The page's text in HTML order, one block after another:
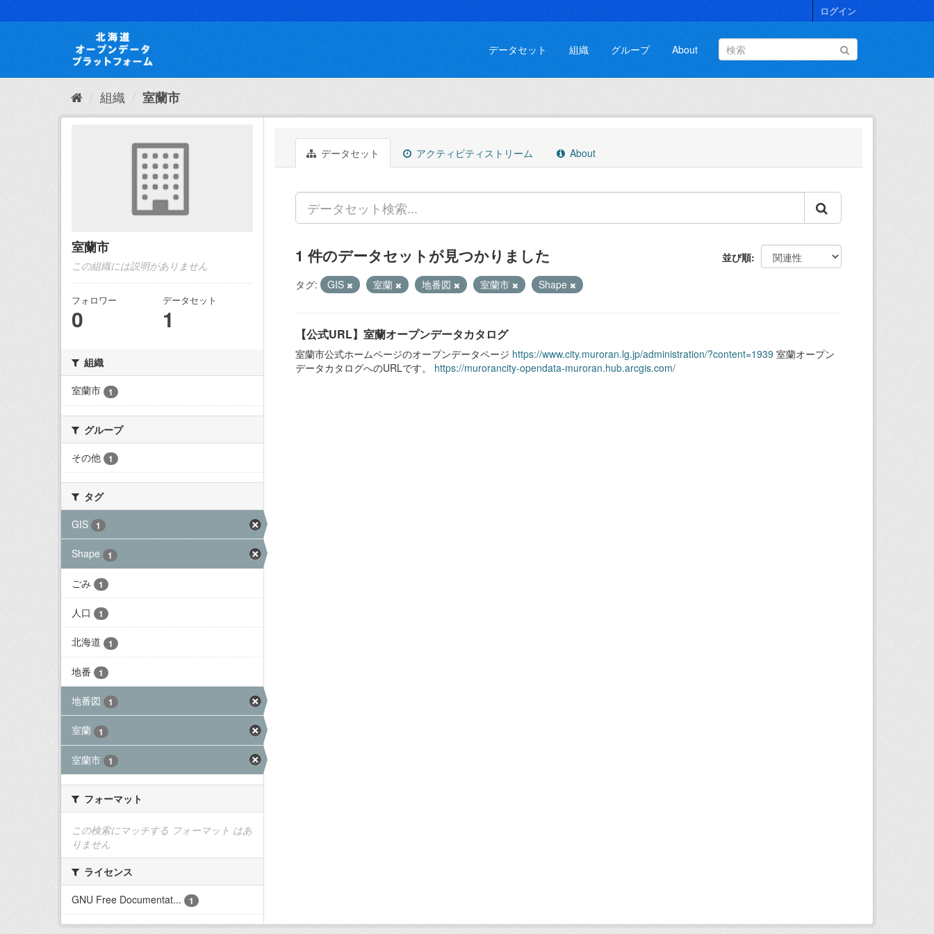
キ
て
ログイン
データセット 組織 グループ About
組織 室蘭市
室蘭市
この組織には説明がありません
フォロワー
0
データセット
1
組織
室蘭市
1
グループ
その他
1
タグ
GIS
1
Shape 1
ごみ 1
人口 1
北海道 1
地番 1
地番図 1
室蘭 1
室蘭市 1
フォーマット
この検索にマッチする フォーマット はあ
りません
ライセンス
GNU Free Documentat...
1
データセット アクティビティストリーム About
並び順
1 件のデータセットが見つかりました
タグ: GIS 室蘭 地番図 室蘭市 Shape
【公式URL】室蘭オープンデータカタログ
室蘭市公式ホームページのオープンデータページ https://www.city.muroran.lg.jp/administration/?content=1939 室蘭オープン
データカタログへのURLです。 https://murorancity-opendata-muroran.hub.arcgis.com/